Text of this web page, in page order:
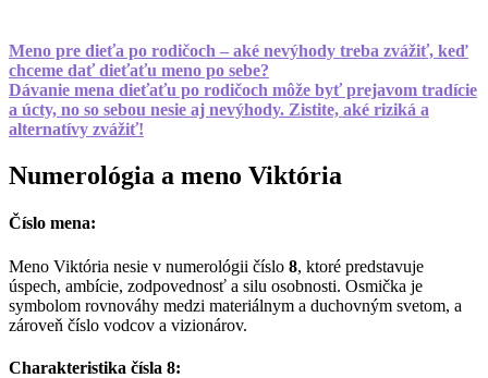
Meno pre dieťa po rodičoch – aké nevýhody treba zvážiť, keď
chceme dať dieťaťu meno po sebe?
Dávanie mena dieťaťu po rodičoch môže byť prejavom tradície
a úcty, no so sebou nesie aj nevýhody. Zistite, aké riziká a
alternatívy zvážiť!
Numerológia a meno Viktória
Číslo mena:
Meno Viktória nesie v numerológii číslo 8, ktoré predstavuje
úspech, ambície, zodpovednosť a silu osobnosti. Osmička je
symbolom rovnováhy medzi materiálnym a duchovným svetom, a
zároveň číslo vodcov a vizionárov.
Charakteristika čísla 8: